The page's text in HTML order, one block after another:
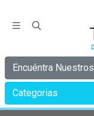
Encuéntra
Categorias